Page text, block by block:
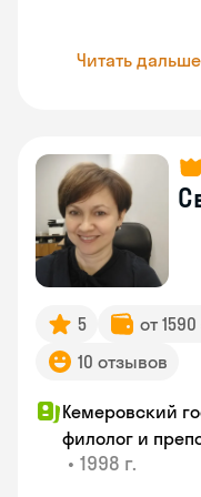
Читать дальше
5 от
10 отзывов
Кемеровский
филолог и
• 1998 г.